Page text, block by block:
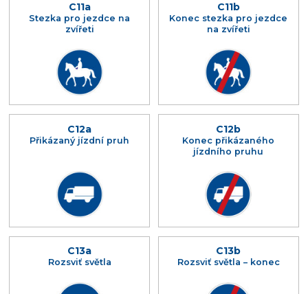
C11a
Stezka pro jezdce na
zvířeti
C11b
Konec stezka pro jezdce
na zvířeti
C12a
Přikázaný jízdní pruh
C12b
Konec přikázaného
jízdního pruhu
C13a
Rozsviť světla
C13b
Rozsviť světla – konec